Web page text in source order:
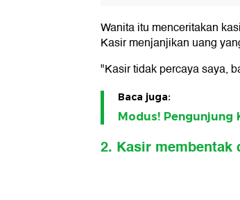
Wanita itu menceritakan
Kasir menjanjikan uang
"Kasir tidak percaya saya,
Baca juga:
Modus! Pengunjung
2. Kasir